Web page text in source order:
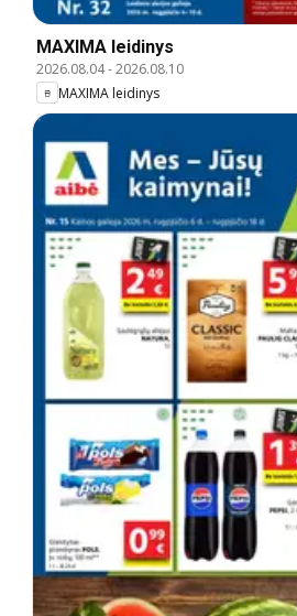
MAXIMA leidinys
2026.08.04-2026.08.10
MAXIMA leidinys